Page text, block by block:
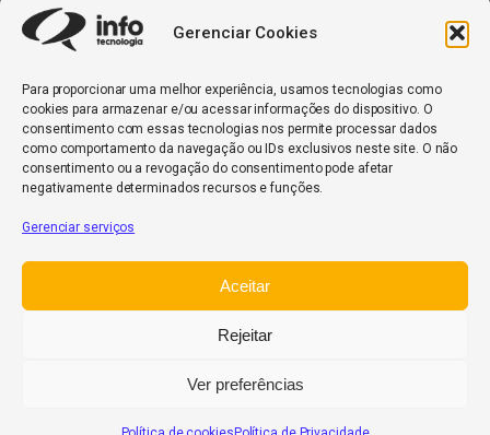
Gerenciar Cookies
Para proporcionar uma melhor experiência, usamos tecnologias como
cookies para armazenar e/ou acessar informações do dispositivo. O
consentimento com essas tecnologias nos permite processar dados
como comportamento da navegação ou IDs exclusivos neste site. O não
consentimento ou a revogação do consentimento pode afetar
negativamente determinados recursos e funções.
Gerenciar serviços
Aceitar
Rejeitar
Ver preferências
InfoCore
Trabalhe Conosco
POWERED BY